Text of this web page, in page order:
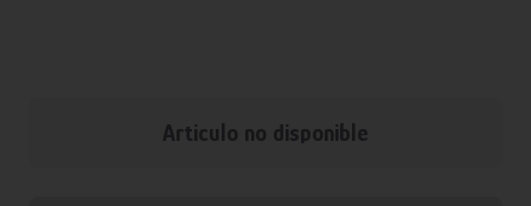
Articulo no disponible